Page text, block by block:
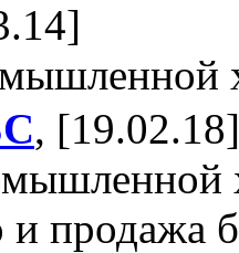
, [19.02.18]
и продажа